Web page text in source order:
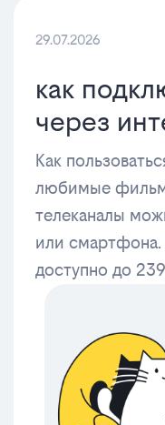
29.07.2026
как
через
Как
любимые
телеканалы
или
доступно до